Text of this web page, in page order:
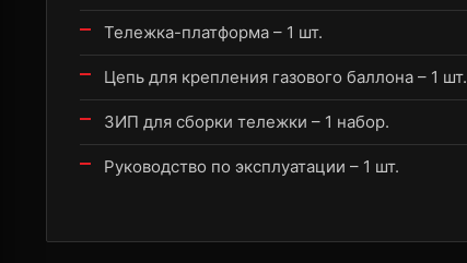
Тележка-платформа – 1 шт.
Цепь для крепления газового баллона – 1 шт.
ЗИП для сборки тележки – 1 набор.
Руководство по эксплуатации – 1 шт.